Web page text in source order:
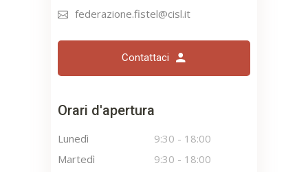
federazione.fistel@cisl.it
Contattaci
Orari d'apertura
Lunedì 9:30 - 18:00
Martedì
9:30 - 18:00